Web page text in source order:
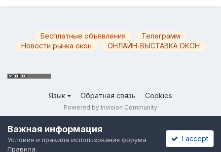
Бесплатные объявления
Телеграмм
Новости рынка окон
ОНЛАЙН-ВЫСТАВКА ОКОН
Язык Обратная связь Cookies
Powered by Invision Community
Важная информация
Условия и правила использования форума
Правила.
I accept